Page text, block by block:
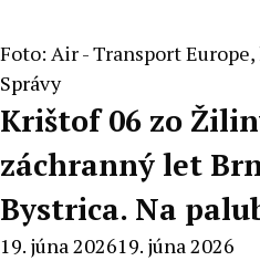
Foto: Air - Transport
Správy
Krištof 06 zo
záchranný let
Bystrica. Na
19. júna 202619. júna 2026